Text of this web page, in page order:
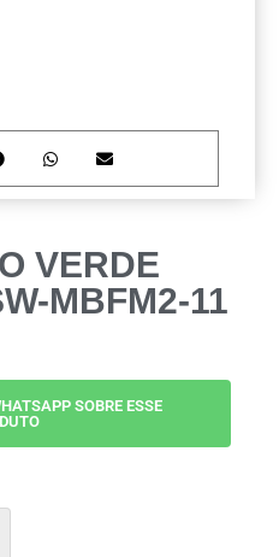
VERDE
MBFM2-11
SOBRE ESSE